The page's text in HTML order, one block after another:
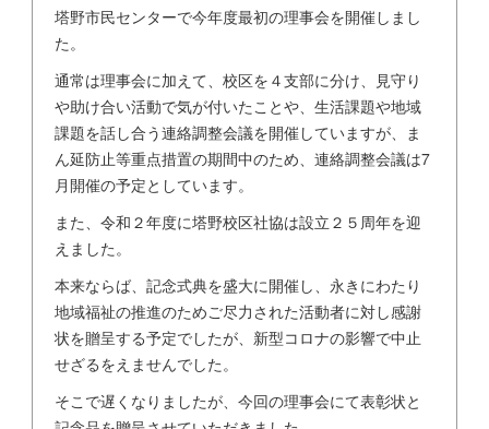
塔野市民センターで今年度最初の理事会を開催しまし
た。
通常は理事会に加えて、校区を４支部に分け、見守り
や助け合い活動で気が付いたことや、生活課題や地域
課題を話し合う連絡調整会議を開催していますが、ま
ん延防止等重点措置の期間中のため、連絡調整会議は7
月開催の予定としています。
また、令和２年度に塔野校区社協は設立２５周年を迎
えました。
本来ならば、記念式典を盛大に開催し、永きにわたり
地域福祉の推進のためご尽力された活動者に対し感謝
状を贈呈する予定でしたが、新型コロナの影響で中止
せざるをえませんでした。
そこで遅くなりましたが、今回の理事会にて表彰状と